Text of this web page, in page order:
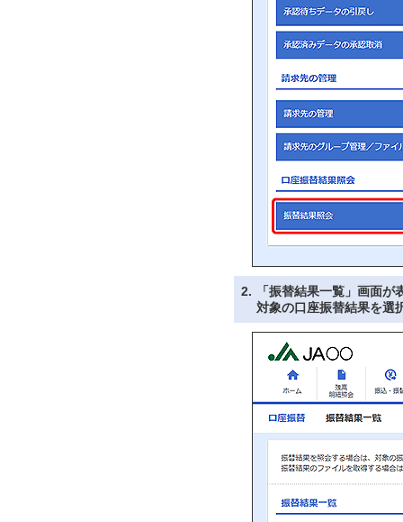
2.
「振替結果一覧」画面が
対象の口座振替結果を選